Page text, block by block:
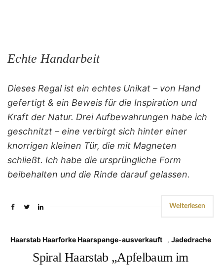
Echte Handarbeit
Dieses Regal ist ein echtes Unikat – von Hand
gefertigt & ein Beweis für die Inspiration und
Kraft der Natur. Drei Aufbewahrungen habe ich
geschnitzt – eine verbirgt sich hinter einer
knorrigen kleinen Tür, die mit Magneten
schließt. Ich habe die ursprüngliche Form
beibehalten und die Rinde darauf gelassen.
Weiterlesen
Haarstab Haarforke Haarspange-ausverkauft , Jadedrache
Spiral Haarstab „Apfelbaum im